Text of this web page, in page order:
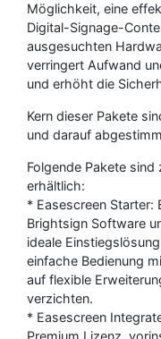
Möglichkeit, eine
Digital-Signage-
ausgesuchten
verringert Aufwand
und erhöht die
Kern dieser Pakete
und darauf
Folgende Pakete
erhältlich:
* Easescreen Starter:
Brightsign Software
ideale
einfache Bedienung
auf flexible
verzichten.
* Easescreen